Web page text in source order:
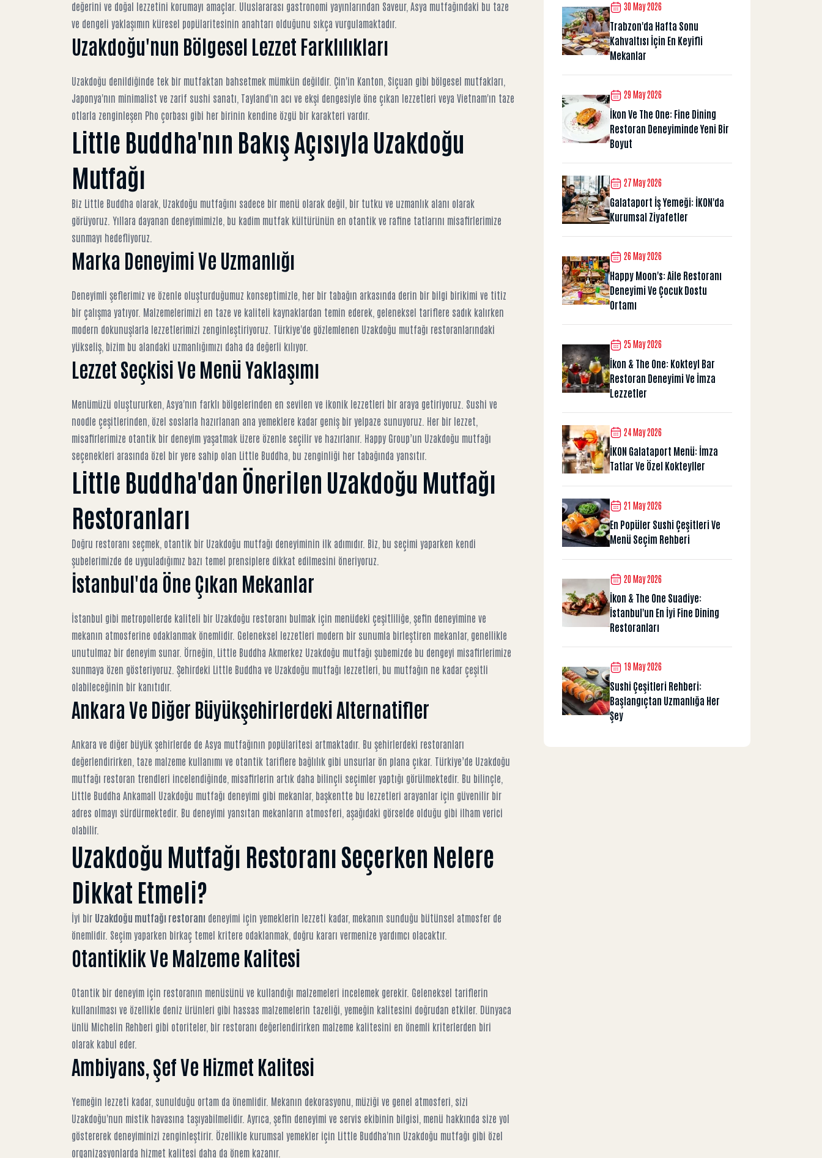
değerini ve doğal lezzetini korumayı amaçlar. Uluslararası gastronomi yayınlarından Saveur, Asya mutfağındaki bu taze
ve dengeli yaklaşımın küresel popülaritesinin anahtarı olduğunu sıkça vurgulamaktadır.
Uzakdoğu'nun Bölgesel Lezzet Farklılıkları
Uzakdoğu denildiğinde tek bir mutfaktan bahsetmek mümkün değildir. Çin'in Kanton, Siçuan gibi bölgesel mutfakları,
Japonya'nın minimalist ve zarif sushi sanatı, Tayland'ın acı ve ekşi dengesiyle öne çıkan lezzetleri veya Vietnam'ın taze
otlarla zenginleşen Pho çorbası gibi her birinin kendine özgü bir karakteri vardır.
Little Buddha'nın Bakış Açısıyla Uzakdoğu
Mutfağı
Biz Little Buddha olarak, Uzakdoğu mutfağını sadece bir menü olarak değil, bir tutku ve uzmanlık alanı olarak
görüyoruz. Yıllara dayanan deneyimimizle, bu kadim mutfak kültürünün en otantik ve rafine tatlarını misafirlerimize
sunmayı hedefliyoruz.
Marka Deneyimi Ve Uzmanlığı
Deneyimli şeflerimiz ve özenle oluşturduğumuz konseptimizle, her bir tabağın arkasında derin bir bilgi birikimi ve titiz
bir çalışma yatıyor. Malzemelerimizi en taze ve kaliteli kaynaklardan temin ederek, geleneksel tariflere sadık kalırken
modern dokunuşlarla lezzetlerimizi zenginleştiriyoruz. Türkiye'de gözlemlenen Uzakdoğu mutfağı restoranlarındaki
yükseliş , bizim bu alandaki uzmanlığımızı daha da değerli kılıyor.
Lezzet Seçkisi Ve Menü Yaklaşımı
Menümüzü oluştururken, Asya'nın farklı bölgelerinden en sevilen ve ikonik lezzetleri bir araya getiriyoruz. Sushi ve
noodle çeşitlerinden, özel soslarla hazırlanan ana yemeklere kadar geniş bir yelpaze sunuyoruz. Her bir lezzet,
misafirlerimize otantik bir deneyim yaşatmak üzere özenle seçilir ve hazırlanır. Happy Group’un Uzakdoğu mutfağı
seçenekleri arasında özel bir yere sahip olan Little Buddha, bu zenginliği her tabağında yansıtır.
Little Buddha'dan Önerilen Uzakdoğu Mutfağı
Restoranları
Doğru restoranı seçmek, otantik bir Uzakdoğu mutfağı deneyiminin ilk adımıdır. Biz, bu seçimi yaparken kendi
şubelerimizde de uyguladığımız bazı temel prensiplere dikkat edilmesini öneriyoruz.
İstanbul'da Öne Çıkan Mekanlar
İstanbul gibi metropollerde kaliteli bir Uzakdoğu restoranı bulmak için menüdeki çeşitliliğe, şefin deneyimine ve
mekanın atmosferine odaklanmak önemlidir. Geleneksel lezzetleri modern bir sunumla birleştiren mekanlar, genellikle
unutulmaz bir deneyim sunar. Örneğin, Little Buddha Akmerkez Uzakdoğu mutfağı şubemizde bu dengeyi misafirlerimize
sunmaya özen gösteriyoruz. Şehirdeki Little Buddha ve Uzakdoğu mutfağı lezzetleri , bu mutfağın ne kadar çeşitli
olabileceğinin bir kanıtıdır.
Ankara Ve Diğer Büyükşehirlerdeki Alternatifler
Ankara ve diğer büyük şehirlerde de Asya mutfağının popülaritesi artmaktadır. Bu şehirlerdeki restoranları
değerlendirirken, taze malzeme kullanımı ve otantik tariflere bağlılık gibi unsurlar ön plana çıkar. Türkiye’de Uzakdoğu
mutfağı restoran trendleri incelendiğinde, misafirlerin artık daha bilinçli seçimler yaptığı görülmektedir. Bu bilinçle,
Little Buddha Ankamall Uzakdoğu mutfağı deneyimi gibi mekanlar, başkentte bu lezzetleri arayanlar için güvenilir bir
adres olmayı sürdürmektedir. Bu deneyimi yansıtan mekanların atmosferi, aşağıdaki görselde olduğu gibi ilham verici
olabilir.
Uzakdoğu Mutfağı Restoranı Seçerken Nelere
Dikkat Etmeli?
İyi bir Uzakdoğu mutfağı restoranı deneyimi için yemeklerin lezzeti kadar, mekanın sunduğu bütünsel atmosfer de
önemlidir. Seçim yaparken birkaç temel kritere odaklanmak, doğru kararı vermenize yardımcı olacaktır.
Otantiklik Ve Malzeme Kalitesi
Otantik bir deneyim için restoranın menüsünü ve kullandığı malzemeleri incelemek gerekir. Geleneksel tariflerin
kullanılması ve özellikle deniz ürünleri gibi hassas malzemelerin tazeliği, yemeğin kalitesini doğrudan etkiler. Dünyaca
ünlü Michelin Rehberi gibi otoriteler, bir restoranı değerlendirirken malzeme kalitesini en önemli kriterlerden biri
olarak kabul eder.
Ambiyans, Şef Ve Hizmet Kalitesi
Yemeğin lezzeti kadar, sunulduğu ortam da önemlidir. Mekanın dekorasyonu, müziği ve genel atmosferi, sizi
Uzakdoğu'nun mistik havasına taşıyabilmelidir. Ayrıca, şefin deneyimi ve servis ekibinin bilgisi, menü hakkında size yol
göstererek deneyiminizi zenginleştirir. Özellikle kurumsal yemekler için Little Buddha'nın Uzakdoğu mutfağı gibi özel
organizasyonlarda hizmet kalitesi daha da önem kazanır.
30 May 2026
Trabzon'da Hafta Sonu
Kahvaltısı İçin En Keyifli
Mekanlar
29 May 2026
İkon Ve The One: Fine Dining
Restoran Deneyiminde Yeni Bir
Boyut
27 May 2026
Galataport İş Yemeği: İKON'da
Kurumsal Ziyafetler
26 May 2026
Happy Moon's: Aile Restoranı
Deneyimi Ve Çocuk Dostu
Ortamı
25 May 2026
İkon & The One: Kokteyl Bar
Restoran Deneyimi Ve İmza
Lezzetler
24 May 2026
İKON Galataport Menü: İmza
Tatlar Ve Özel Kokteyller
21 May 2026
En Popüler Sushi Çeşitleri Ve
Menü Seçim Rehberi
20 May 2026
İkon & The One Suadiye:
İstanbul'un En İyi Fine Dining
Restoranları
19 May 2026
Sushi Çeşitleri Rehberi:
Başlangıçtan Uzmanlığa Her
Şey